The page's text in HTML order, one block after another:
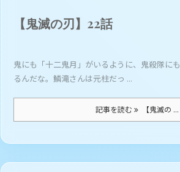
【鬼滅の刃】22話
鬼にも「十二鬼月」がいるように、鬼殺隊に
るんだな。鱗滝さんは元柱だっ ...
記事を読む 【鬼滅の ...